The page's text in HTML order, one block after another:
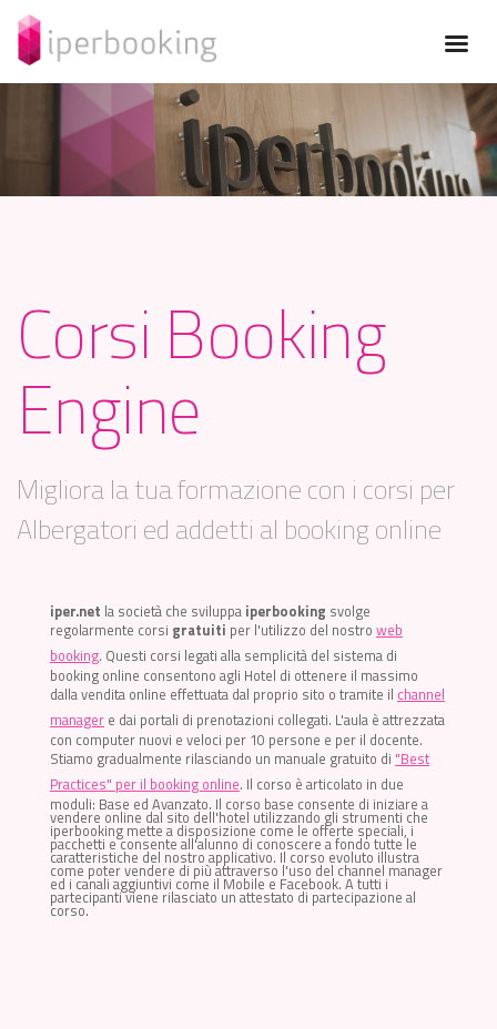
Corsi Booking
Engine
Migliora la tua formazione con i corsi per
Albergatori ed addetti al booking online
iper.net la società che sviluppa iperbooking svolge
regolarmente corsi gratuiti per l'utilizzo del nostro web
booking. Questi corsi legati alla semplicità del sistema di
booking online consentono agli Hotel di ottenere il massimo
dalla vendita online effettuata dal proprio sito o tramite il channel
manager e dai portali di prenotazioni collegati. L'aula è attrezzata
con computer nuovi e veloci per 10 persone e per il docente.
Stiamo gradualmente rilasciando un manuale gratuito di "Best
Practices" per il booking online. Il corso è articolato in due
moduli: Base ed Avanzato. Il corso base consente di iniziare a
vendere online dal sito dell'hotel utilizzando gli strumenti che
iperbooking mette a disposizione come le offerte speciali, i
pacchetti e consente all'alunno di conoscere a fondo tutte le
caratteristiche del nostro applicativo. Il corso evoluto illustra
come poter vendere di più attraverso l'uso del channel manager
ed i canali aggiuntivi come il Mobile e Facebook. A tutti i
partecipanti viene rilasciato un attestato di partecipazione al
corso.